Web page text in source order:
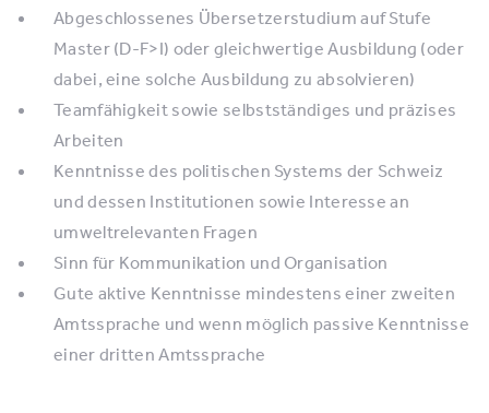
Abgeschlossenes Übersetzerstudium auf Stufe
Master (D-F>I) oder gleichwertige Ausbildung (oder
dabei, eine solche Ausbildung zu absolvieren)
Teamfähigkeit sowie selbstständiges und präzises
Arbeiten
Kenntnisse des politischen Systems der Schweiz
und dessen Institutionen sowie Interesse an
umweltrelevanten Fragen
Sinn für Kommunikation und Organisation
Gute aktive Kenntnisse mindestens einer zweiten
Amtssprache und wenn möglich passive Kenntnisse
einer dritten Amtssprache